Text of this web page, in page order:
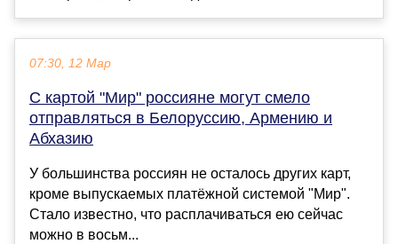
07:30, 12 Мар
С картой "Мир" россияне могут смело
отправляться в Белоруссию, Армению и
Абхазию
У большинства россиян не осталось других карт,
кроме выпускаемых платёжной системой "Мир".
Стало известно, что расплачиваться ею сейчас
можно в восьм...